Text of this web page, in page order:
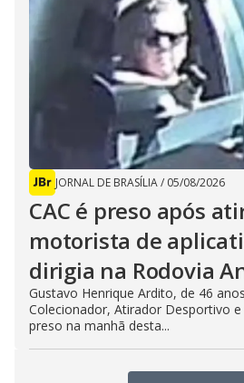
JORNAL DE BRASÍLIA/ 05/08/2026
CAC é preso após
motorista de
dirigia na Rodovia
Gustavo Henrique Ardito, de 46
Colecionador, Atirador Desportivo e
preso na manhã desta...